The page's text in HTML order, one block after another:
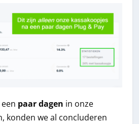
paar dagen in onze
konden we al concluderen